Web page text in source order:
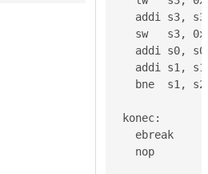
addi s3,
sw   s3,
addi s0,
addi s1,
bne  s1,
konec:
  ebreak
  nop